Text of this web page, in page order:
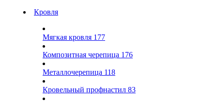
Кровля
Мягкая кровля 177
Композитная черепица 176
Металлочерепица 118
Кровельный профнастил 83